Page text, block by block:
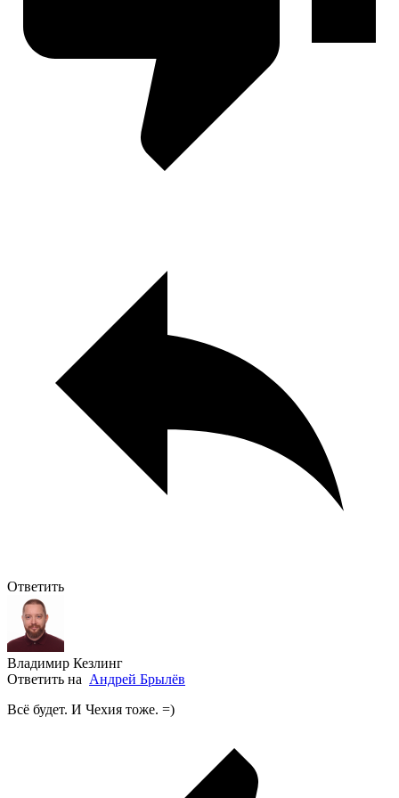
Ответить
Владимир Кезлинг
Ответить на Андрей Брылёв
Всё будет. И Чехия тоже. =)